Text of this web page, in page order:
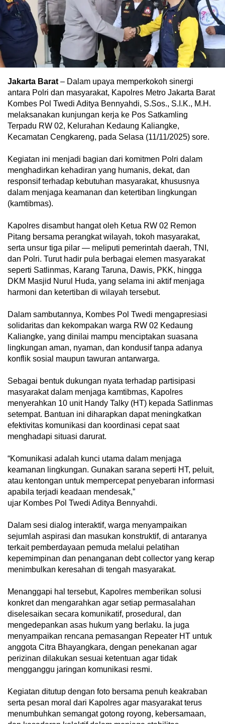
Jakarta Barat – Dalam upaya memperkokoh sinergi
antara Polri dan masyarakat, Kapolres Metro Jakarta Barat
Kombes Pol Twedi Aditya Bennyahdi, S.Sos., S.I.K., M.H.
melaksanakan kunjungan kerja ke Pos Satkamling
Terpadu RW 02, Kelurahan Kedaung Kaliangke,
Kecamatan Cengkareng, pada Selasa (11/11/2025) sore.
Kegiatan ini menjadi bagian dari komitmen Polri dalam
menghadirkan kehadiran yang humanis, dekat, dan
responsif terhadap kebutuhan masyarakat, khususnya
dalam menjaga keamanan dan ketertiban lingkungan
(kamtibmas).
Kapolres disambut hangat oleh Ketua RW 02 Remon
Pitang bersama perangkat wilayah, tokoh masyarakat,
serta unsur tiga pilar — meliputi pemerintah daerah, TNI,
dan Polri. Turut hadir pula berbagai elemen masyarakat
seperti Satlinmas, Karang Taruna, Dawis, PKK, hingga
DKM Masjid Nurul Huda, yang selama ini aktif menjaga
harmoni dan ketertiban di wilayah tersebut.
Dalam sambutannya, Kombes Pol Twedi mengapresiasi
solidaritas dan kekompakan warga RW 02 Kedaung
Kaliangke, yang dinilai mampu menciptakan suasana
lingkungan aman, nyaman, dan kondusif tanpa adanya
konflik sosial maupun tawuran antarwarga.
Sebagai bentuk dukungan nyata terhadap partisipasi
masyarakat dalam menjaga kamtibmas, Kapolres
menyerahkan 10 unit Handy Talky (HT) kepada Satlinmas
setempat. Bantuan ini diharapkan dapat meningkatkan
efektivitas komunikasi dan koordinasi cepat saat
menghadapi situasi darurat.
“Komunikasi adalah kunci utama dalam menjaga
keamanan lingkungan. Gunakan sarana seperti HT, peluit,
atau kentongan untuk mempercepat penyebaran informasi
apabila terjadi keadaan mendesak,”
ujar Kombes Pol Twedi Aditya Bennyahdi.
Dalam sesi dialog interaktif, warga menyampaikan
sejumlah aspirasi dan masukan konstruktif, di antaranya
terkait pemberdayaan pemuda melalui pelatihan
kepemimpinan dan penanganan debt collector yang kerap
menimbulkan keresahan di tengah masyarakat.
Menanggapi hal tersebut, Kapolres memberikan solusi
konkret dan mengarahkan agar setiap permasalahan
diselesaikan secara komunikatif, prosedural, dan
mengedepankan asas hukum yang berlaku. Ia juga
menyampaikan rencana pemasangan Repeater HT untuk
anggota Citra Bhayangkara, dengan penekanan agar
perizinan dilakukan sesuai ketentuan agar tidak
mengganggu jaringan komunikasi resmi.
Kegiatan ditutup dengan foto bersama penuh keakraban
serta pesan moral dari Kapolres agar masyarakat terus
menumbuhkan semangat gotong royong, kebersamaan,